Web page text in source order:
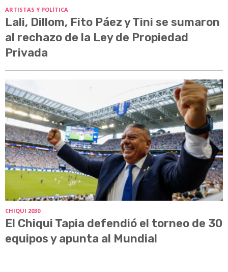
ARTISTAS Y POLÍTICA
Lali, Dillom, Fito Páez y Tini se sumaron
al rechazo de la Ley de Propiedad
Privada
CHIQUI 2030
El Chiqui Tapia defendió el torneo de 30
equipos y apunta al Mundial